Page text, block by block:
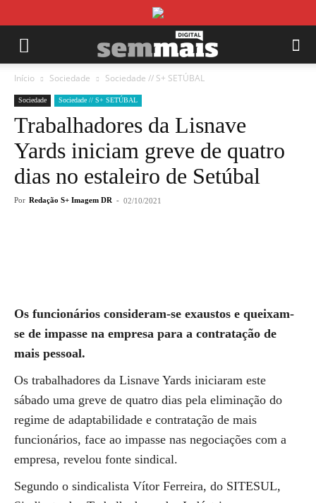
Início Sociedade Sociedade // S+ SETÚBAL
Sociedade Sociedade // S+ SETÚBAL
Trabalhadores da Lisnave
Yards iniciam greve de quatro
dias no estaleiro de Setúbal
Por Redação S+ Imagem DR - 02/10/2021
Os funcionários consideram-se exaustos e queixam-
se de impasse na empresa para a contratação de
mais pessoal.
Os trabalhadores da Lisnave Yards iniciaram este
sábado uma greve de quatro dias pela eliminação do
regime de adaptabilidade e contratação de mais
funcionários, face ao impasse nas negociações com a
empresa, revelou fonte sindical.
Segundo o sindicalista Vítor Ferreira, do SITESUL,